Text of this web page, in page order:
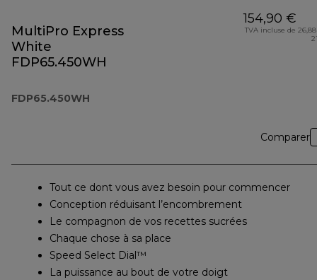
MultiPro Express
White
FDP65.450WH
FDP65.450WH
154,90 €
TVA incluse de
Comparer
Tout ce dont vous avez besoin pour commencer
Conception réduisant l’encombrement
Le compagnon de vos recettes sucrées
Chaque chose à sa place
Speed Select Dial™
La puissance au bout de votre doigt